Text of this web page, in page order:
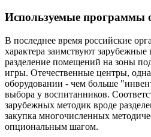
Используемые программы
В последнее время российские
характера заимствуют
разделение помещений на зоны
игры. Отечественные центры,
оборудовании - чем больше
выбора у воспитанников.
зарубежных методик вроде
закупка многочисленных
опциональным шагом.